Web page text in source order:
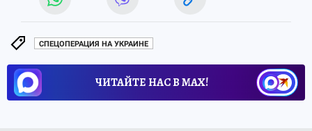
СПЕЦОПЕРАЦИЯ НА УКРАИНЕ
ЧИТАЙТЕ НАС В МАХ!